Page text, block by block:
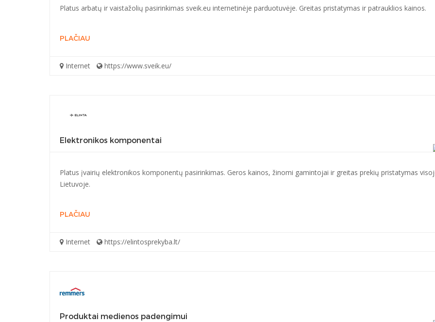
Platus arbatų ir vaistažolių pasirinkimas sveik.eu internetinėje parduotuvėje. Greitas pristatymas ir patrauklios kainos.
PLAČIAU
Internet https://www.sveik.eu/
Elektronikos komponentai
Platus įvairių elektronikos komponentų pasirinkimas. Geros kainos, žinomi gamintojai ir greitas prekių pristatymas
Lietuvoje.
PLAČIAU
Internet https://elintosprekyba.lt/
Produktai medienos padengimui